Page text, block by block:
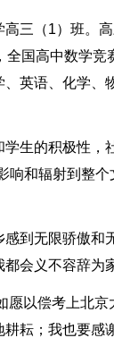
三（1）班。
国高中数学
英语、化学、
生的积极性，
响和辐射到整
到无限骄傲和
会义不容辞为
愿以偿考上北
耘；我也要感